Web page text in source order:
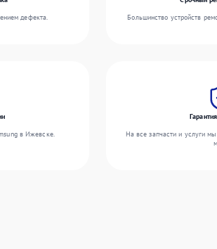
дефекта.
Большинство устройств
в Ижевске.
На все запчасти и услуги